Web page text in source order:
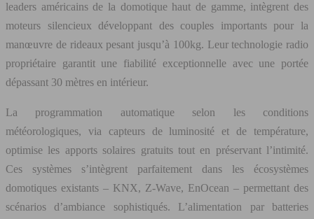
leaders américains de la domotique haut de gamme, intègrent des
moteurs silencieux développant des couples importants pour la
manœuvre de rideaux pesant jusqu’à 100kg. Leur technologie radio
propriétaire garantit une fiabilité exceptionnelle avec une portée
dépassant 30 mètres en intérieur.
La programmation automatique selon les conditions
météorologiques, via capteurs de luminosité et de température,
optimise les apports solaires gratuits tout en préservant l’intimité.
Ces systèmes s’intègrent parfaitement dans les écosystèmes
domotiques existants – KNX, Z-Wave, EnOcean – permettant des
scénarios d’ambiance sophistiqués. L’alimentation par batteries